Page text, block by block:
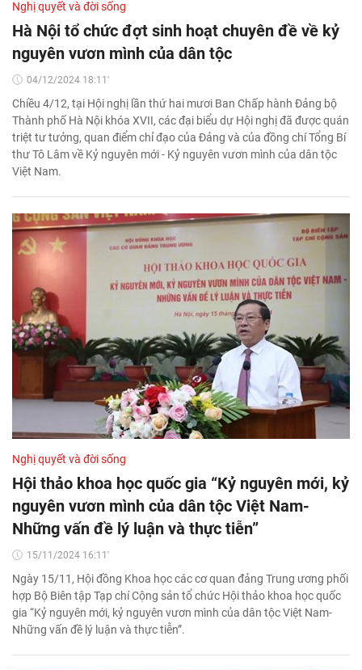
Nghị quyết và đời sống
Hà Nội tổ chức đợt sinh hoạt chuyên đề về kỷ
nguyên vươn mình của dân tộc
04/12/2024 18:11'
Chiều 4/12, tại Hội nghị lần thứ hai mươi Ban Chấp hành Đảng bộ
Thành phố Hà Nội khóa XVII, các đại biểu dự Hội nghị đã được quán
triệt tư tưởng, quan điểm chỉ đạo của Đảng và của đồng chí Tổng Bí
thư Tô Lâm về Kỷ nguyên mới - Kỷ nguyên vươn mình của dân tộc
Việt Nam.
Nghị quyết và đời sống
Hội thảo khoa học quốc gia “Kỷ nguyên mới, kỷ
nguyên vươn mình của dân tộc Việt Nam-
Những vấn đề lý luận và thực tiễn”
15/11/2024 16:11'
Ngày 15/11, Hội đồng Khoa học các cơ quan đảng Trung ương phối
hợp Bộ Biên tập Tạp chí Cộng sản tổ chức Hội thảo khoa học quốc
gia “Kỷ nguyên mới, kỷ nguyên vươn mình của dân tộc Việt Nam-
Những vấn đề lý luận và thực tiễn”.